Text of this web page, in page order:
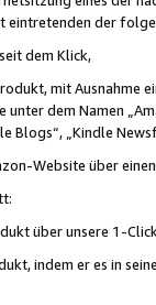
eintretenden der
dem Klick,
mit Ausnahme
dem Namen
Blogs“, „Kindle
Website über
über unsere 1-
indem er es in